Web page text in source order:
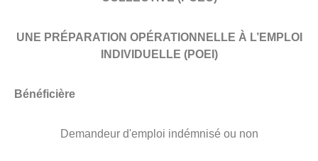
UNE PRÉPARATION OPÉRATIONNELLE À L’EMPLOI
INDIVIDUELLE (POEI)
Bénéficière
Demandeur d'emploi indémnisé ou non